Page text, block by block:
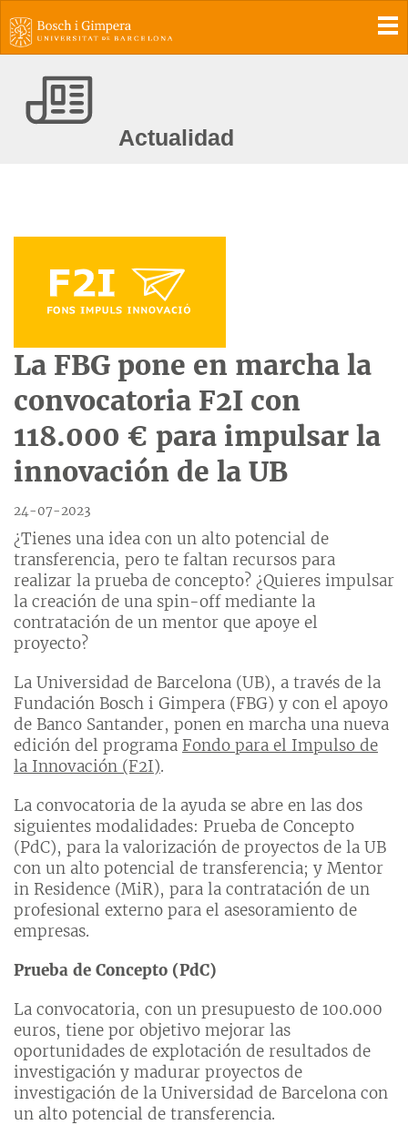
Actualidad
La FBG pone en marcha la
convocatoria F2I con
118.000 € para impulsar la
innovación de la UB
24-07-2023
¿Tienes una idea con un alto potencial de
transferencia, pero te faltan recursos para
realizar la prueba de concepto? ¿Quieres impulsar
la creación de una spin-off mediante la
contratación de un mentor que apoye el
proyecto?
La Universidad de Barcelona (UB), a través de la
Fundación Bosch i Gimpera (FBG) y con el apoyo
de Banco Santander, ponen en marcha una nueva
edición del programa Fondo para el Impulso de
la Innovación (F2I).
La convocatoria de la ayuda se abre en las dos
siguientes modalidades: Prueba de Concepto
(PdC), para la valorización de proyectos de la UB
con un alto potencial de transferencia; y Mentor
in Residence (MiR), para la contratación de un
profesional externo para el asesoramiento de
empresas.
Prueba de Concepto (PdC)
La convocatoria, con un presupuesto de 100.000
euros, tiene por objetivo mejorar las
oportunidades de explotación de resultados de
investigación y madurar proyectos de
investigación de la Universidad de Barcelona con
un alto potencial de transferencia.